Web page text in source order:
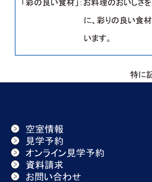
「彩の良い食材」：お料理のおいしさ
に、彩りの良い食
います。
特に
空室情報
見学予約
オンライン見学予約
資料請求
お問い合わせ